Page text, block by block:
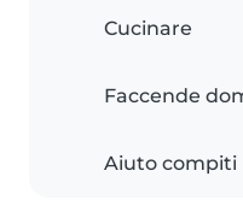
Cucinare
Faccende
Aiuto compiti